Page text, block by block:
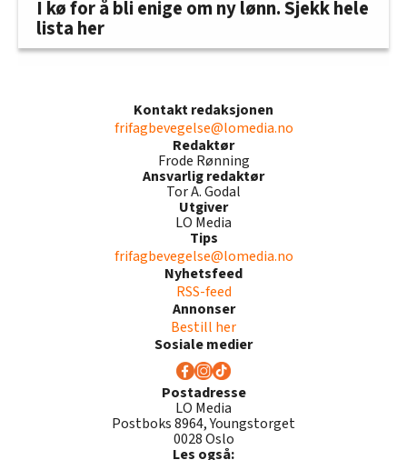
I kø for å bli enige om ny lønn. Sjekk hele
lista her
Kontakt redaksjonen
frifagbevegelse@lomedia.no
Redaktør
Frode Rønning
Ansvarlig redaktør
Tor A. Godal
Utgiver
LO Media
Tips
frifagbevegelse@lomedia.no
Nyhetsfeed
RSS-feed
Annonser
Bestill her
Sosiale medier
Postadresse
LO Media
Postboks 8964, Youngstorget
0028 Oslo
Les også: